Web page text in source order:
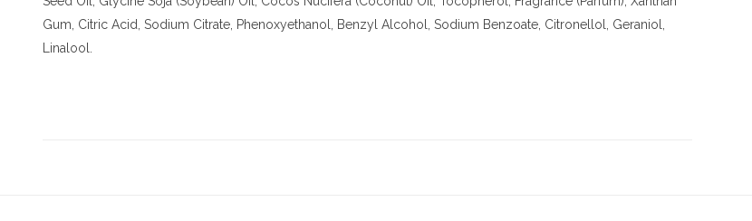
Gum, Citric Acid, Sodium Citrate, Phenoxyethanol, Benzyl Alcohol, Sodium Benzoate, Citronellol, Geraniol,
Linalool.